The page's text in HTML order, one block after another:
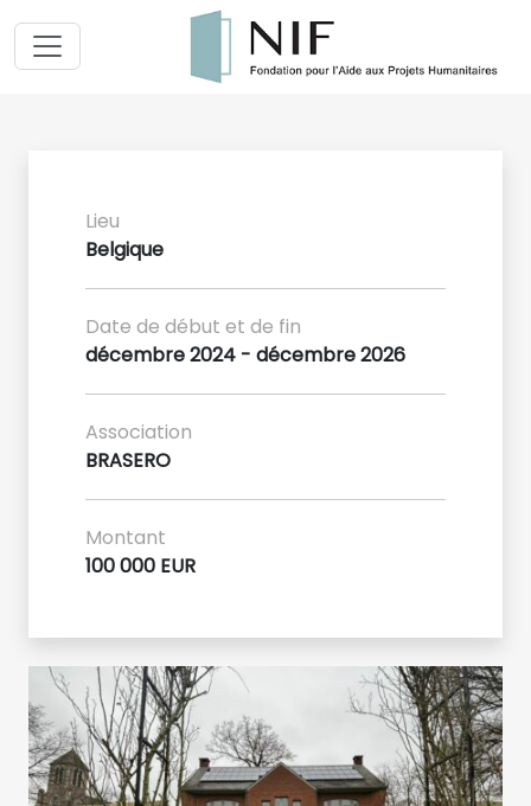
Lieu
Belgique
Date de début et de fin
décembre 2024 - décembre 2026
Association
BRASERO
Montant
100 000 EUR